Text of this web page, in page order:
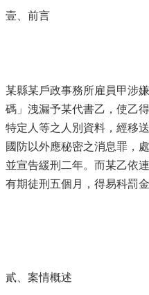
壹、前言
某縣某戶政事務所雇員甲涉
碼」洩漏予某代書乙，使乙
特定人等之人別資料，經移
國防以外應秘密之消息罪，
並宣告緩刑二年。而某乙依
有期徒刑五個月，得易科罰金
貳、案情概述